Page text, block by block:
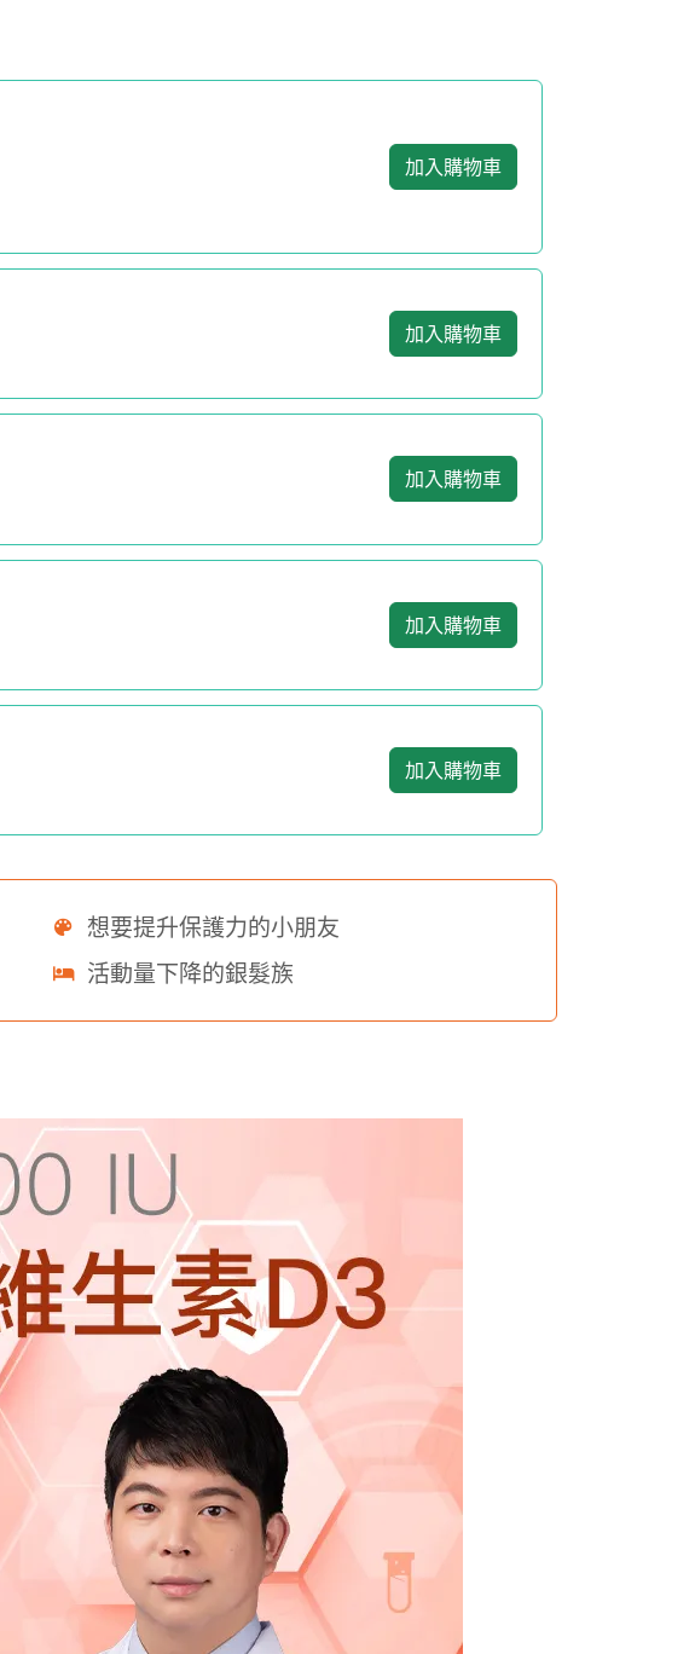
加入購物車
加入購物車
加入購物車
加入購物車
加入購物車
想要提升保護力的小朋友
活動量下降的銀髮族